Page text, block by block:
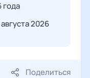
года
2026
Поделиться